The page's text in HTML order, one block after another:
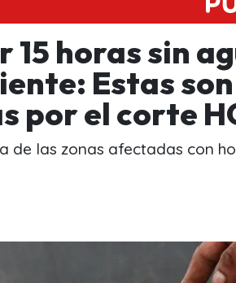
15 horas sin
Estas
por el corte
de las zonas afectadas con